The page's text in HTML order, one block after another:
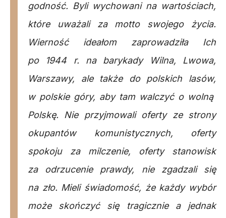
godność. Byli wychowani na wartościach,
które uważali za motto swojego życia.
Wierność ideałom zaprowadziła Ich
po 1944 r. na barykady Wilna, Lwowa,
Warszawy, ale także do polskich lasów,
w polskie góry, aby tam walczyć o wolną
Polskę. Nie przyjmowali oferty ze strony
okupantów komunistycznych, oferty
spokoju za milczenie, oferty stanowisk
za odrzucenie prawdy, nie zgadzali się
na zło. Mieli świadomość, że każdy wybór
może skończyć się tragicznie a jednak